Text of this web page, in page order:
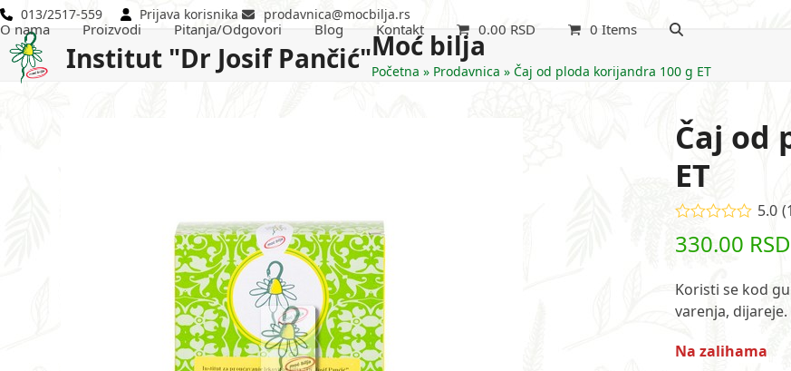
Skip
to
content
013/2517-559 Prijava korisnika prodavnica@mocbilja.rs
Institut "Dr Josif Pančić"
O nama Proizvodi Pitanja/Odgovori Blog Kontakt 0.00 RSD 0 Items
Moć bilja
Početna » Prodavnica » Čaj od ploda korijandra 100 g ET
Čaj od
ET
5.00od 5 na
5.0 (1
330.00 RSD
Koristi se kod
varenja,
Na zalihama